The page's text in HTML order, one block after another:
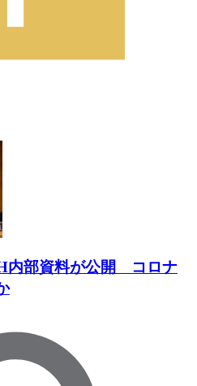
内部資料が公開 コロナ